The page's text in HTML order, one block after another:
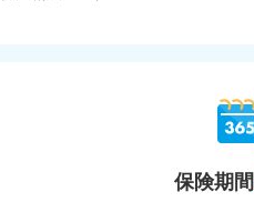
保険期間